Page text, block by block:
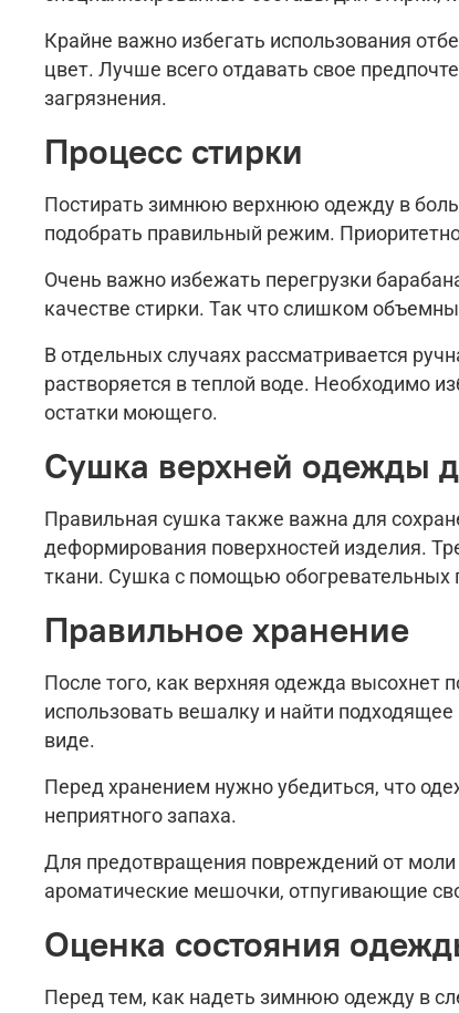
Крайне важно избегать использования
цвет. Лучше всего отдавать свое
загрязнения.
Процесс стирки
Постирать зимнюю верхнюю одежду в
подобрать правильный режим.
Очень важно избежать перегрузки
качестве стирки. Так что слишком
В отдельных случаях рассматривается
растворяется в теплой воде. Необходимо
остатки моющего.
Сушка верхней одежды
Правильная сушка также важна для
деформирования поверхностей изделия.
ткани. Сушка с помощью обогревательных
Правильное хранение
После того, как верхняя одежда высохнет
использовать вешалку и найти
виде.
Перед хранением нужно убедиться, что
неприятного запаха.
Для предотвращения повреждений от моли
ароматические мешочки, отпугивающие
Оценка состояния
Перед тем, как надеть зимнюю одежду в